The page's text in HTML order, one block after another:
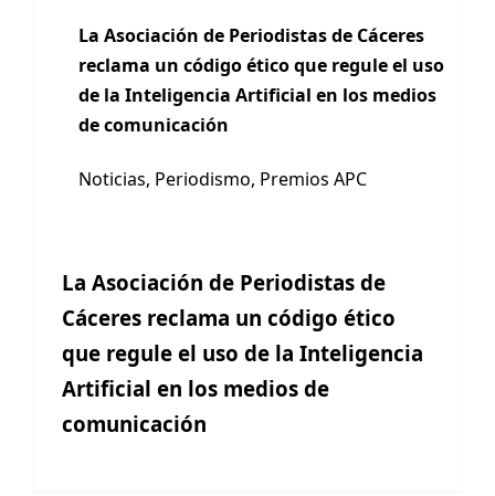
La Asociación de Periodistas de Cáceres
reclama un código ético que regule el uso
de la Inteligencia Artificial en los medios
de comunicación
Noticias, Periodismo, Premios APC
La Asociación de Periodistas de
Cáceres reclama un código ético
que regule el uso de la Inteligencia
Artificial en los medios de
comunicación